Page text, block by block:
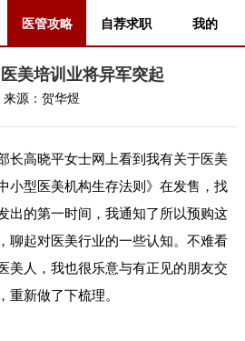
医管攻略 自荐求职 我的
美培训业将异军突起
来源： 贺华煜
高晓平女士网上看到我有关于医美
型医美机构生存法则》在发售，找
出的第一时间，我通知了所以预购这
聊起对医美行业的一些认知。不难看
美人，我也很乐意与有正见的朋友交
重新做了下梳理。